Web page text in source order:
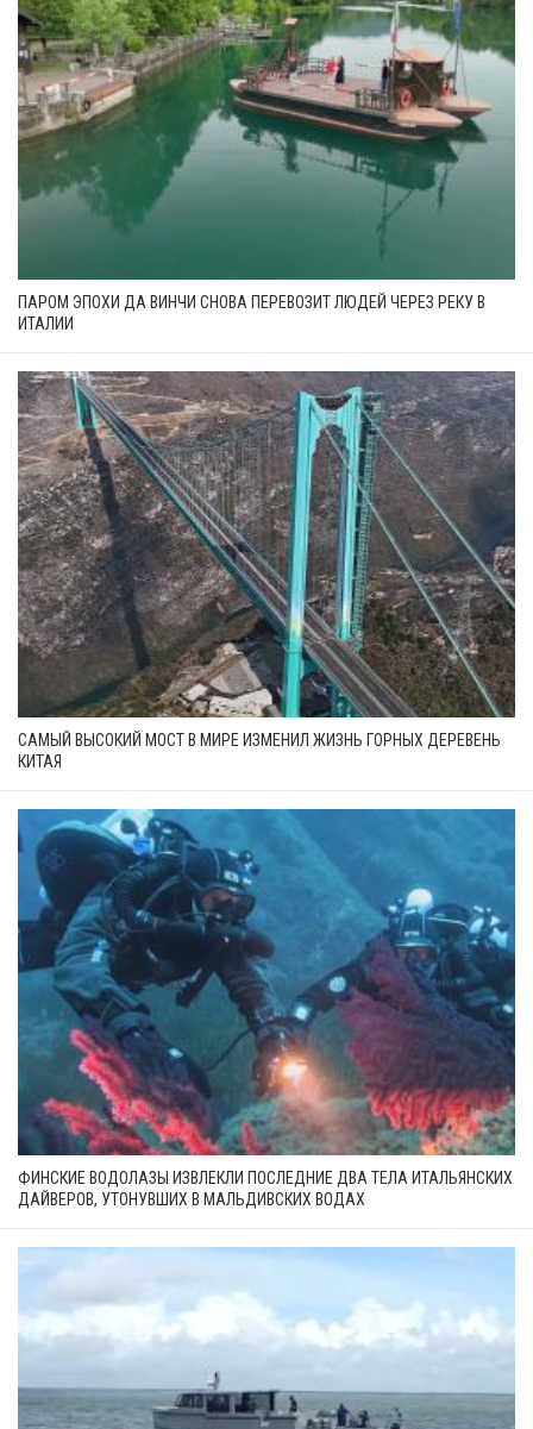
ПАРОМ ЭПОХИ ДА ВИНЧИ СНОВА ПЕРЕВОЗИТ ЛЮДЕЙ ЧЕРЕЗ РЕКУ В
ИТАЛИИ
САМЫЙ ВЫСОКИЙ МОСТ В МИРЕ ИЗМЕНИЛ ЖИЗНЬ ГОРНЫХ ДЕРЕВЕНЬ
КИТАЯ
ФИНСКИЕ ВОДОЛАЗЫ ИЗВЛЕКЛИ ПОСЛЕДНИЕ ДВА ТЕЛА ИТАЛЬЯНСКИХ
ДАЙВЕРОВ, УТОНУВШИХ В МАЛЬДИВСКИХ ВОДАХ